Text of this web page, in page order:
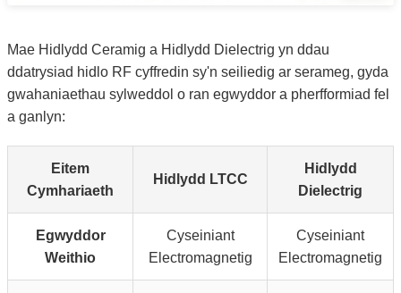
Mae Hidlydd Ceramig a Hidlydd Dielectrig yn ddau
ddatrysiad hidlo RF cyffredin sy'n seiliedig ar serameg, gyda
gwahaniaethau sylweddol o ran egwyddor a pherfformiad fel
a ganlyn:
Eitem
Cymhariaeth
Hidlydd LTCC
Hidlydd
Dielectrig
Egwyddor
Weithio
Cyseiniant
Electromagnetig
Cyseiniant
Electromagnetig